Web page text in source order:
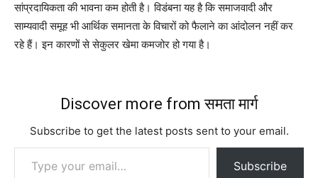
सांप्रदायिकता की भावना कम होती है। विडंबना यह है कि समाजवादी और
साम्यवादी समूह भी आर्थिक समानता के विचारों को फैलाने का आंदोलन नहीं कर
रहे हैं। इन कारणों से सेकुलर खेमा कमजोर हो गया है।
Discover more from समता मार्ग
Subscribe to get the latest posts sent to your email.
Type your email…
Subscribe